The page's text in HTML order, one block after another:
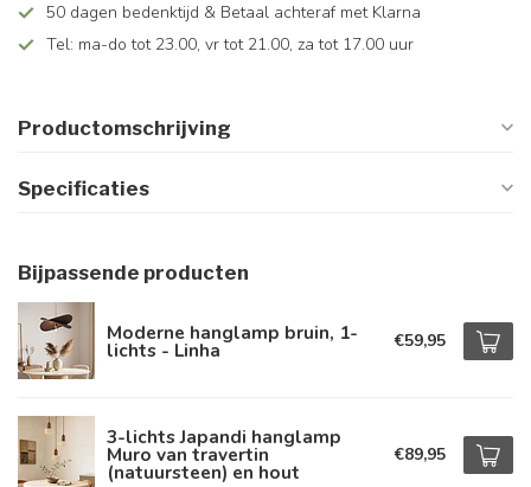
50 dagen bedenktijd & Betaal achteraf met Klarna
Tel: ma-do tot 23.00, vr tot 21.00, za tot 17.00 uur
Productomschrijving
Specificaties
Bijpassende producten
Moderne hanglamp bruin, 1-
lichts - Linha €59,95
3-lichts Japandi hanglamp
Muro van travertin
(natuursteen) en hout
€89,95